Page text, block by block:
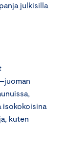
julkisilla
isokokoisina
kuten